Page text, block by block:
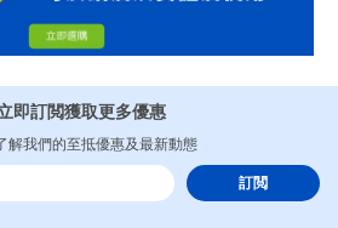
即訂閲獲取更多優惠
解我們的至抵優惠及最新動態
訂閲